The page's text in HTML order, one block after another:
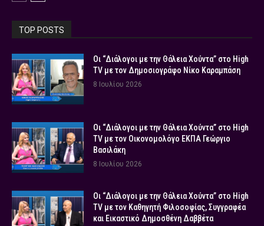
TOP POSTS
Οι “Διάλογοι με την Θάλεια Χούντα” στο High
TV με τον Δημοσιογράφο Νίκο Καραμπάση
8 Ιουλίου 2026
Οι “Διάλογοι με την Θάλεια Χούντα” στο High
TV με τον Οικονομολόγο ΕΚΠΑ Γεώργιο
Βασιλάκη
8 Ιουλίου 2026
Οι “Διάλογοι με την Θάλεια Χούντα” στο High
TV με τον Καθηγητή Φιλοσοφίας, Συγγραφέα
και Εικαστικό Δημοσθένη Δαββέτα